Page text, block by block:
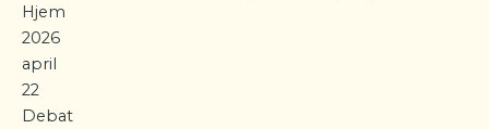
Hjem
2026
april
22
Debat